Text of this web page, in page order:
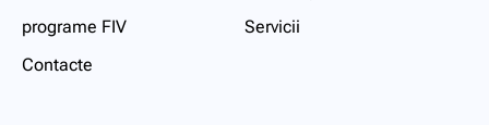
programe FIV
Servicii
Contacte